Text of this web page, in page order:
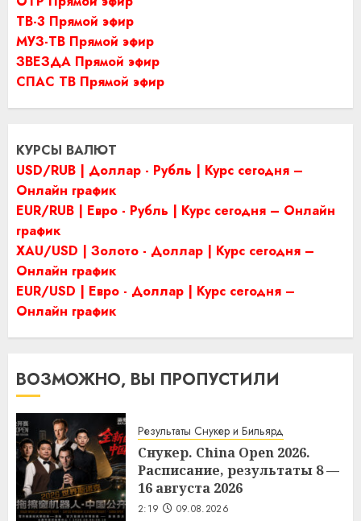
ТВ-3 Прямой эфир
МУЗ-ТВ Прямой эфир
ЗВЕЗДА Прямой эфир
СПАС ТВ Прямой эфир
КУРСЫ ВАЛЮТ
USD/RUB | Доллар - Рубль | Курс сегодня –
Онлайн график
EUR/RUB | Евро - Рубль | Курс сегодня – Онлайн
график
XAU/USD | Золото - Доллар | Курс сегодня –
Онлайн график
EUR/USD | Евро - Доллар | Курс сегодня –
Онлайн график
ВОЗМОЖНО, ВЫ ПРОПУСТИЛИ
Результаты Снукер и Бильярд
Снукер. China Open 2026.
Расписание, результаты 8 —
16 августа 2026
2:19 09.08.2026